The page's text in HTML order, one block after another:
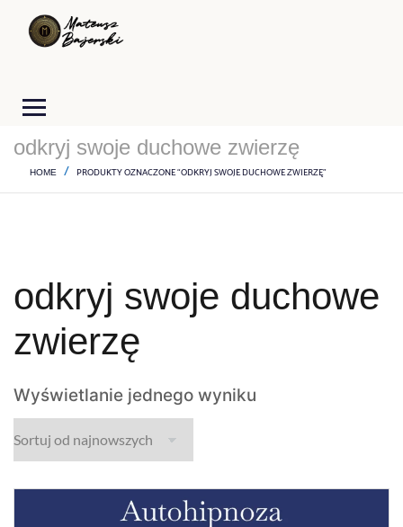
odkryj swoje duchowe zwierzę
HOME PRODUKTY OZNACZONE “ODKRYJ SWOJE DUCHOWE ZWIERZĘ”
odkryj swoje duchowe
zwierzę
Wyświetlanie jednego wyniku